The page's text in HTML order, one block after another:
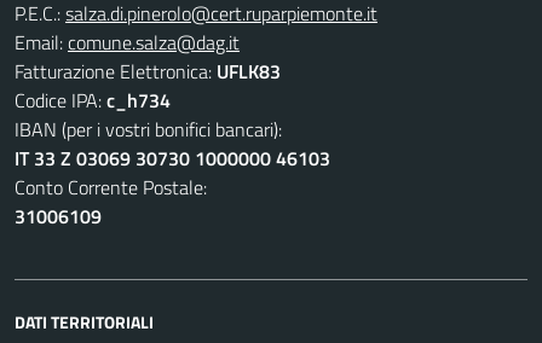
P.E.C.:salza.di.pinerolo@cert.ruparpiemonte.it
Email:comune.salza@dag.it
Fatturazione Elettronica: UFLK83
Codice IPA:c_h734
IBAN (per i vostri bonifici bancari):
IT 33 Z 03069 30730 1000000 46103
Conto Corrente Postale:
31006109
DATI TERRITORIALI